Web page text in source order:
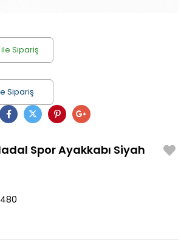
Sipariş
Sipariş
Spor Ayakkabı Siyah